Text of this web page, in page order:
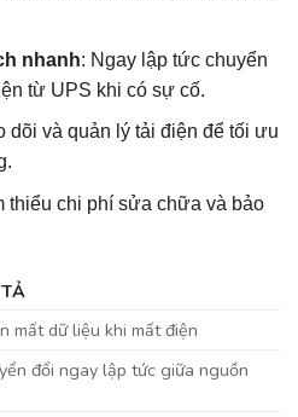
nhanh: Ngay lập tức chuyển
từ UPS khi có sự cố.
dõi và quản lý tải điện để tối ưu
thiểu chi phí sửa chữa và bảo
mất dữ liệu khi mất điện
đổi ngay lập tức giữa nguồn